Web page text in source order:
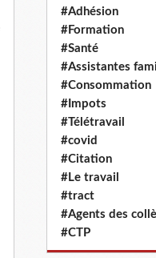
#Adhésion
#Formation
#Santé
#Assistantes
#Consommation
#Impots
#Télétravail
#covid
#Citation
#Le travail
#tract
#Agents des
#CTP